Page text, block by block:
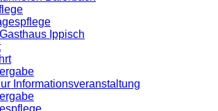
Ippisch
Informationsveranstaltung